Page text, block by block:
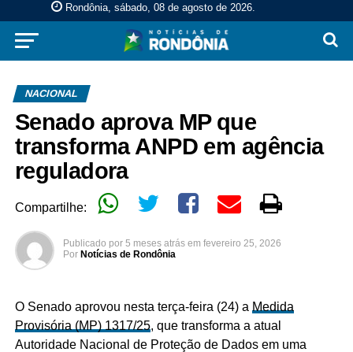
Rondônia, sábado, 08 de agosto de 2026.
NACIONAL
Senado aprova MP que
transforma ANPD em agência
reguladora
Compartilhe:
Publicado por 5 meses atrás em fevereiro 25, 2026
Por Notícias de Rondônia
O Senado aprovou nesta terça-feira (24) a Medida
Provisória (MP) 1317/25, que transforma a atual
Autoridade Nacional de Proteção de Dados em uma